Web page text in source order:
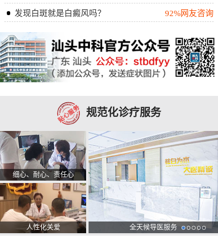
发现白斑就是白癜风吗？
92%网友咨询
规范化诊疗服务
细心、耐心、责任心
人性化关爱 全天候导医服务